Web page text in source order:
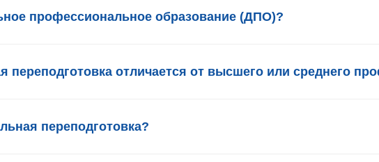
профессиональное образование (ДПО)?
переподготовка отличается от высшего или среднего
переподготовка?